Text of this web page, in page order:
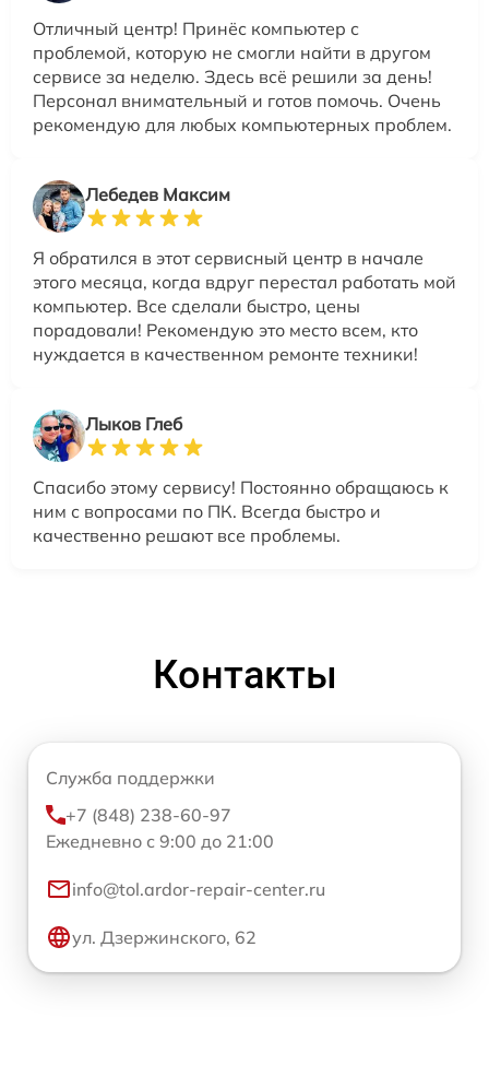
Отличный центр! Принёс компьютер с
проблемой, которую не смогли найти в другом
сервисе за неделю. Здесь всё решили за день!
Персонал внимательный и готов помочь. Очень
рекомендую для любых компьютерных проблем.
Лебедев Максим
Я обратился в этот сервисный центр в начале
этого месяца, когда вдруг перестал работать мой
компьютер. Все сделали быстро, цены
порадовали! Рекомендую это место всем, кто
нуждается в качественном ремонте техники!
Лыков Глеб
Спасибо этому сервису! Постоянно обращаюсь к
ним с вопросами по ПК. Всегда быстро и
качественно решают все проблемы.
Контакты
Служба поддержки
+7 (848) 238-60-97
Ежедневно с 9:00 до 21:00
info@tol.ardor-repair-center.ru
ул. Дзержинского, 62